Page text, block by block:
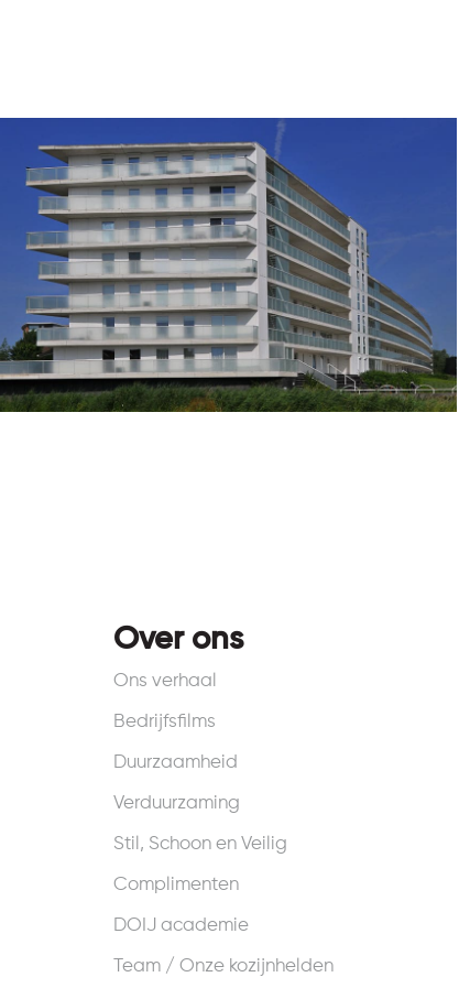
Over ons
Ons verhaal
Bedrijfsfilms
Duurzaamheid
Verduurzaming
Stil, Schoon en Veilig
Complimenten
DOIJ academie
Team / Onze kozijnhelden